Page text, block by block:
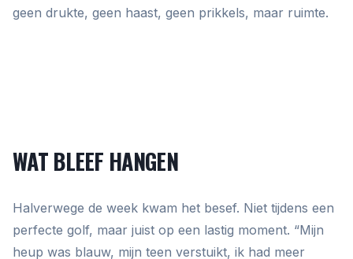
geen drukte, geen haast, geen prikkels, maar ruimte.
WAT BLEEF HANGEN
Halverwege de week kwam het besef. Niet tijdens een
perfecte golf, maar juist op een lastig moment. “Mijn
heup was blauw, mijn teen verstuikt, ik had meer